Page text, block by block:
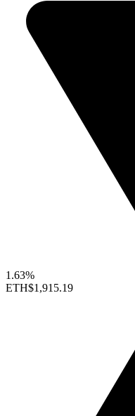
1.63%
ETH$1,915.19